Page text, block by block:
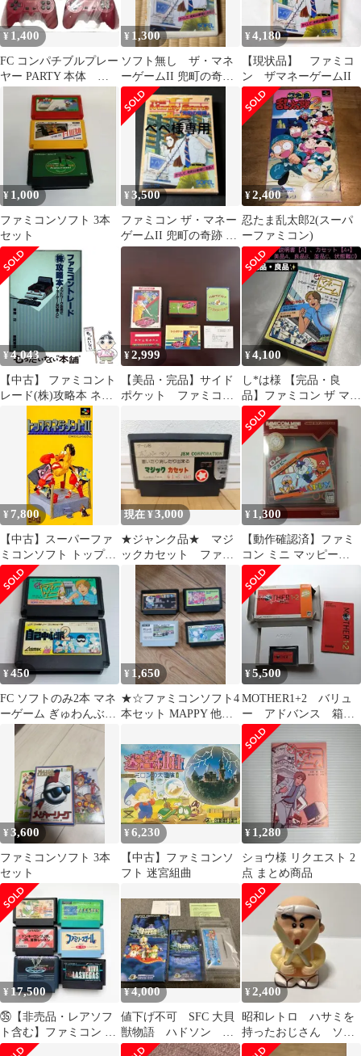
¥ 1,400
FC コンパチブルプレー
ヤー PARTY 本体 フ
ァミコンゲームカセッ
ト互換機
¥ 1,300
ソフト無し ザ・マネ
ーゲームII 兜町の奇跡
ファミコン 説明書
箱 付属の新聞
¥4,180
【現状品】 ファミコ
ン ザマネーゲームII
¥ 1,000
ファミコンソフト 3本
セット
¥3,500
ファミコン ザ・マネー
ゲームII 兜町の奇跡 ソ
フエル レトロゲーム
¥2,400
忍たま乱太郎2(スーパ
ーファミコン)
¥4,043
【中古】 ファミコント
レード(株)攻略本 ネッ
トワーク活用でマネー
ゲームの達人に / 青柳
¥2,999
【美品・完品】サイド
ポケット ファミコン
¥4,100
し*は様 【完品・良
品】ファミコン ザ マネ
ーゲーム
¥ 7,800
【中古】スーパーファ
ミコンソフト トップマ
ネージメント2
現在 ¥3,000
★ジャンク品★ マジ
ックカセット ファミ
コン ソフトのみ
¥ 1,300
【動作確認済】ファミ
コン ミニ マッピー
GBAソフト
¥450
FC ソフトのみ2本 マネ
ーゲーム ぎゅわんぶら
あ自己中心派2 動作確
¥ 1,650
★☆ファミコンソフト4
本セット MAPPY 他
¥5,500
MOTHER1+2 バリュ
ー アドバンス 箱傷
み
¥3,600
ファミコンソフト 3本
セット
¥6,230
【中古】ファミコンソ
フト 迷宮組曲
¥ 1,280
ショウ様 リクエスト 2
点 まとめ商品
¥ 17,500
㉟【非売品・レアソフ
ト含む】ファミコン ソ
フト 6本セット シャー
¥4,000
値下げ不可 SFC 大貝
獣物語 ハドソン ス
ーパーファミコン ソフ
¥2,400
昭和レトロ ハサミを
持ったおじさん ソフ
ビ 貯金箱 1987年